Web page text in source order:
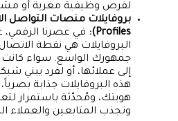
لفرص وظيفية مغرية أو
Profiles):
في عصرنا الرقمي،
البروفايلات هي نقطة
جمهورك الواسع. سواء
إلى عملائها، أو لفرد يبني
هذه البروفايلات جذابة
هويتك، ومُحدّثة باستمرار
وتجذب المتابعين والعملاء